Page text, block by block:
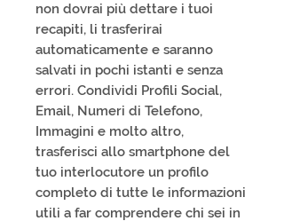
non dovrai più dettare i tuoi
recapiti, li trasferirai
automaticamente e saranno
salvati in pochi istanti e senza
errori. Condividi Profili Social,
Email, Numeri di Telefono,
Immagini e molto altro,
trasferisci allo smartphone del
tuo interlocutore un profilo
completo di tutte le informazioni
utili a far comprendere chi sei in